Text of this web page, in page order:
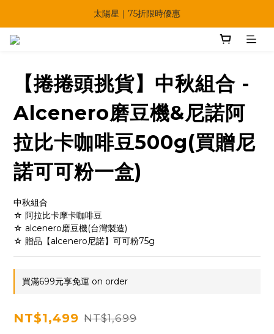
🔥父親節多重優惠一次享！
太陽星｜75折限時優惠
【捲捲頭挑貨】中秋組合 -
Alcenero磨豆機&尼諾阿
拉比卡咖啡豆500g(買贈尼
諾可可粉一盒)
中秋組合
☆ 阿拉比卡摩卡咖啡豆
☆ alcenero磨豆機(台灣製造)
☆ 贈品【alcenero尼諾】可可粉75g
買滿699元享免運 on order
NT$1,499 NT$1,699